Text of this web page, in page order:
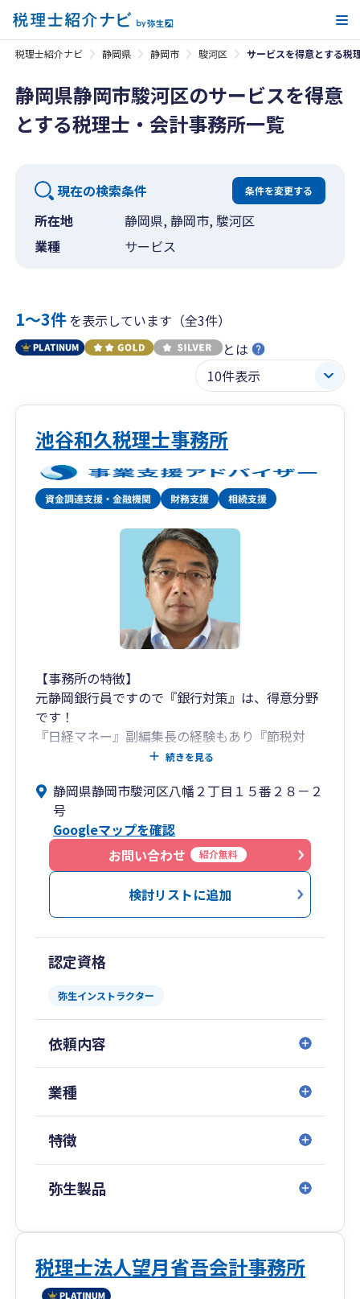
税理士紹介ナビ 静岡県 静岡市 駿河区 サービスを得意とする税
静岡県静岡市駿河区のサービスを得意
とする税理士・会計事務所一覧
現在の検索条件 条件を変更する
所在地
静岡県, 静岡市, 駿河区
業種
サービス
1〜3件を表示しています（全3件）
とは
池谷和久税理士事務所
【事務所の特徴】
元静岡銀行員ですので『銀行対策』は、得意分野
です！
『日経マネー』副編集長の経験もあり『節税対
策』はお任せください！
また、
企業法学修士(「筑波大学」大学院)、
経済学修士(「学習院大学」大学院)、
MBA(「法政大学」大学院)、
証券アナリスト(「三菱UFJモルガン・スタンレー
証券」などに在籍)、
ファイナンシャルプランナー、
経営革新等支援機関、
「静岡銀行」(支店営業)､
「日経マネー」(副編集長)
などの資格・職歴等を有し、
幅広い視点から
経営アドバイスを行い
あなたの会社の売上アップを応援します！
まずは 080-7084-1101 へお電話下さい。
続きを見る
静岡県静岡市駿河区八幡２丁目１５番２８－２
号
Googleマップを確認
お問い合わせ
紹介無料
検討リストに追加
認定資格
弥生インストラクター
依頼内容
業種
特徴
弥生製品
税理士法人望月省吾会計事務所